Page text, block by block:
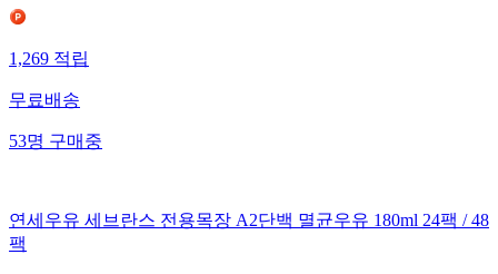
1,269 적립
무료배송
53명 구매중
연세우유 세브란스 전용목장 A2단백 멸균우유 180ml 24팩 / 48
팩